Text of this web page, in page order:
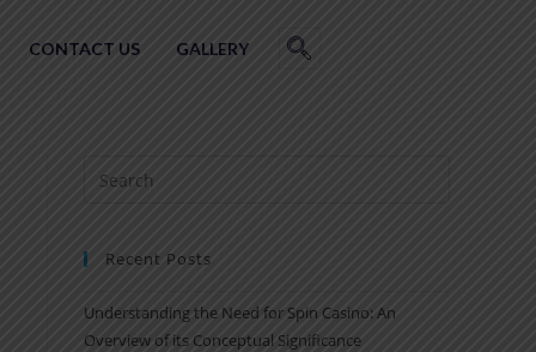
CONTACT US GALLERY
Recent Posts
Understanding the Need for Spin Casino: An
Overview of its Conceptual Significance